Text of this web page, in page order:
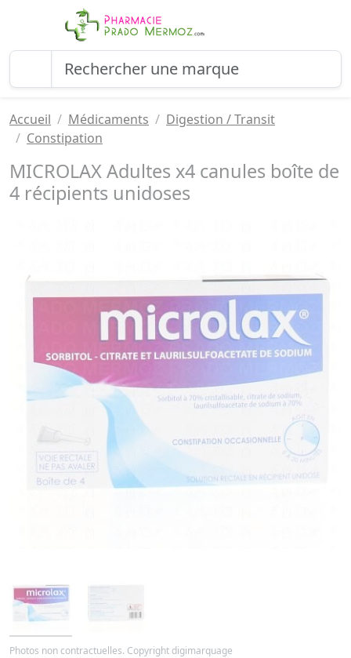
Accueil Médicaments
Digestion / Transit
Constipation
MICROLAX Adultes x4 canules boîte de
4 récipients unidoses
Photos non contractuelles. Copyright digimarquage